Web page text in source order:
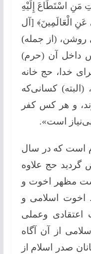
مَنِ اسْتَطَاعَ إِلَيْهِ
الْعَالَمِينَ﴾ [آل
روشن، (از جمله)
داخل آن (حرم)
خدا، حج خانه
کسانی‌که
و هر کس کفر
است».
است که در سال
گردید حج علاوه
مظهر اخوت و
اخوت اسلامی و
وعملی
از آن آگاه
صدر اسلام از